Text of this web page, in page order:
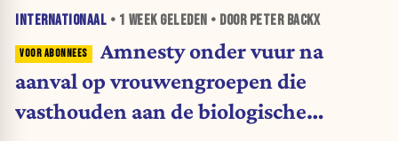
INTERNATIONAAL • 1 WEEKGELEDEN • DOOR PETER BACKX
Amnesty onder vuur na
aanval op vrouwengroepen die
vasthouden aan de biologische